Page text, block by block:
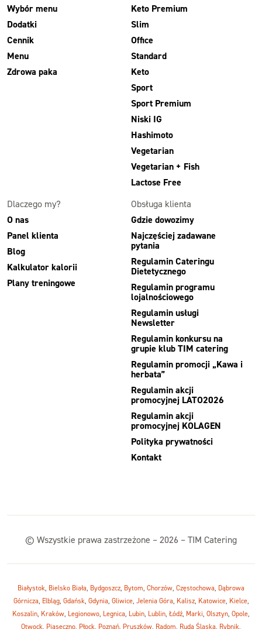
Wybór menu
Dodatki
Cennik
Menu
Zdrowa paka
Keto Premium
Slim
Office
Standard
Keto
Sport
Sport Premium
Niski IG
Hashimoto
Vegetarian
Vegetarian + Fish
Lactose Free
Dlaczego my?
O nas
Panel klienta
Blog
Kalkulator kalorii
Plany treningowe
Obsługa klienta
Gdzie dowozimy
Najczęściej zadawane
pytania
Regulamin Cateringu
Dietetycznego
Regulamin programu
lojalnościowego
Regulamin usługi
Newsletter
Regulamin konkursu na
grupie klub TIM catering
Regulamin promocji „Kawa i
herbata”
Regulamin akcji
promocyjnej LATO2026
Regulamin akcji
promocyjnej KOLAGEN
Polityka prywatności
Kontakt
© Wszystkie prawa zastrzeżone – 2026 – TIM Catering
Białystok, Bielsko Biała, Bydgoszcz, Bytom, Chorzów, Częstochowa, Dąbrowa
Górnicza, Elbląg, Gdańsk, Gdynia, Gliwice, Jelenia Góra, Kalisz, Katowice, Kielce,
Koszalin, Kraków, Legionowo, Legnica, Lubin, Lublin, Łódź, Marki, Olsztyn, Opole,
Otwock, Piaseczno, Płock, Poznań, Pruszków, Radom, Ruda Śląska, Rybnik,